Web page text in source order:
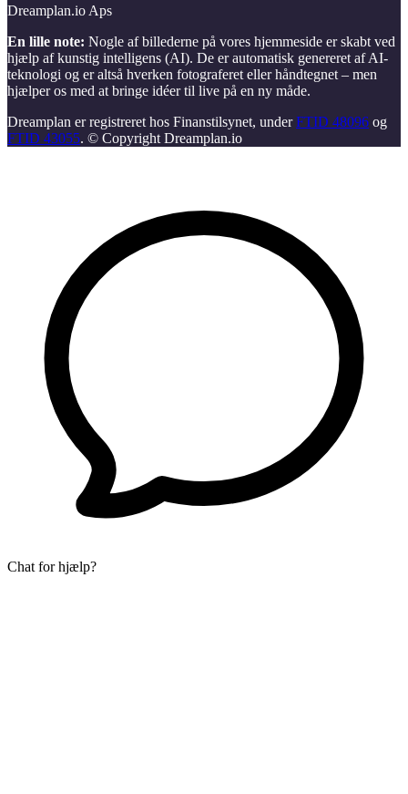
Dreamplan.io Aps
En lille note: Nogle af billederne på vores hjemmeside er skabt ved
hjælp af kunstig intelligens (AI). De er automatisk genereret af AI-
teknologi og er altså hverken fotograferet eller håndtegnet – men
hjælper os med at bringe idéer til live på en ny måde.
Dreamplan er registreret hos Finanstilsynet, underFTID 48096 og
FTID 43055. © Copyright Dreamplan.io
Chat for hjælp?